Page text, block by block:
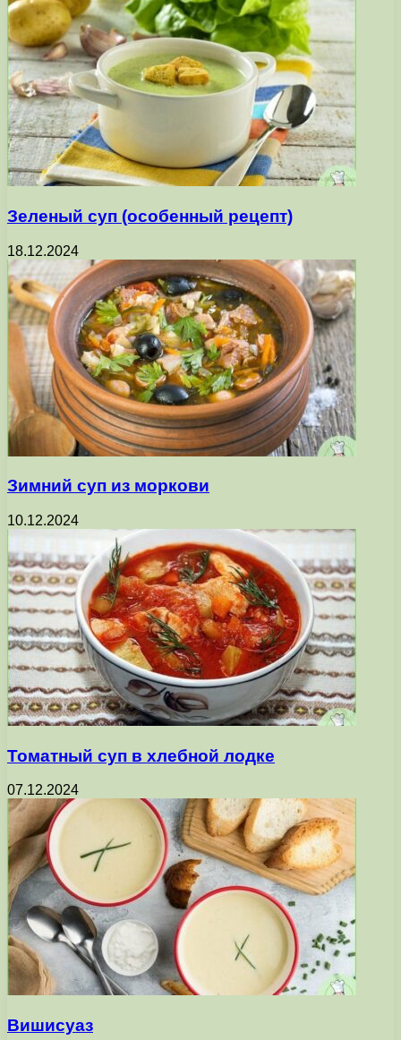
Зеленый суп (особенный рецепт)
18.12.2024
Зимний суп из моркови
10.12.2024
Томатный суп в хлебной лодке
07.12.2024
Вишисуаз